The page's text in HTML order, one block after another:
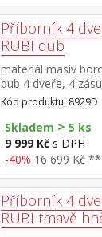
Příborník 4
RUBI dub
materiál masiv
dub 4 dveře, 4
2 police
Kód produktu: 8929D
Skladem > 5 ks
9 999 Kč s DPH
-40% 16 699 Kč **
Příborník 4
RUBI tmavě